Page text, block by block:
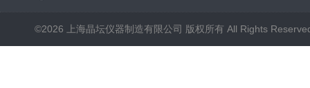
©2026 上海晶坛仪器制造有限公司 版权所有 All Rights